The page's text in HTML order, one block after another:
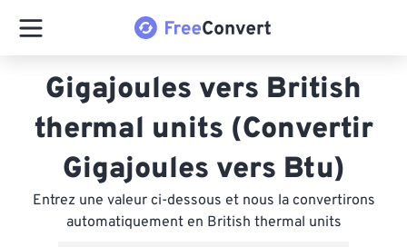
Gigajoules vers British
thermal units (Convertir
Gigajoules vers Btu)
Entrez une valeur ci-dessous et nous la convertirons
automatiquement en British thermal units